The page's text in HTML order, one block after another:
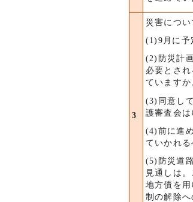
3
災害につい
(1)9月に予
(2)防災計
必要とさ
ていますか
(3)同意し
護審査会は
(4)前に進
ていかれる
(5)防災道
見通しは
地方債を
制の解除